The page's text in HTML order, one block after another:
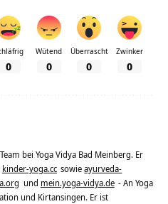
0
Wütend
0
Überrascht
0
Zwinker
0
bei Yoga Vidya Bad Meinberg. Er
kinder-yoga.cc sowieayurveda-
und mein.yoga-vidya.de - An Yoga
und Kirtansingen. Er ist